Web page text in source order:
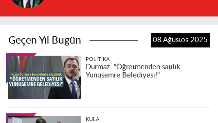
Geçen Yıl Bugün 08 Ağustos 2025
POLITIKA
Durmaz: “Öğretmenden satılık
Yunusemre Belediyesi!”
KULA